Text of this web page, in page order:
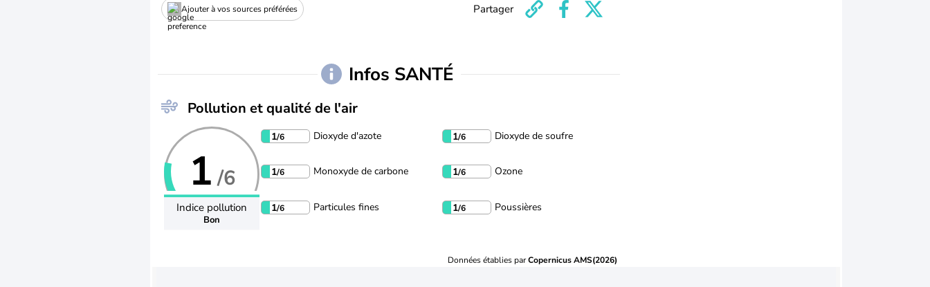
Ajouter à vos sources préférées Partager
Infos SANTÉ
Pollution et qualité de l'air
1 /6
Indice pollution
Bon
1/6 Dioxyde d'azote 1/6 Dioxyde de soufre
1/6 Monoxyde de carbone 1/6 Ozone
1/6 Particules fines 1/6 Poussières
Données établies parCopernicus AMS(2026)